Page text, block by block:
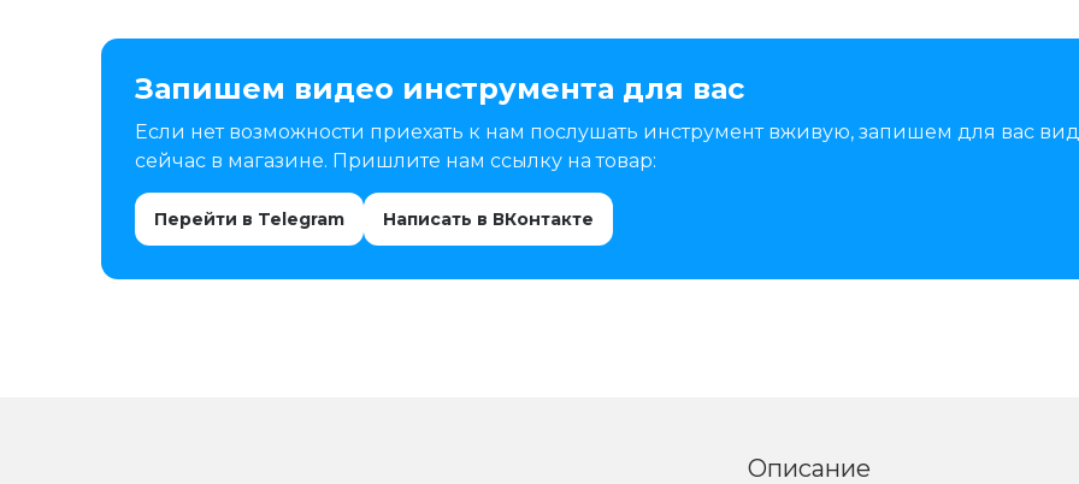
Запишем видео инструмента для вас
Если нет возможности приехать к нам послушать инструмент вживую, запишем для вас
сейчас в магазине. Пришлите нам ссылку на товар:
Перейти в Telegram Написать в ВКонтакте
Описание